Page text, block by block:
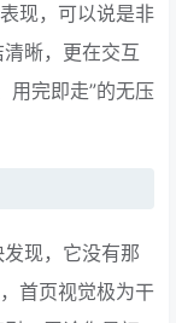
现，可以说是非
晰，更在交互
用完即走”的无压
现，它没有那
首页视觉极为干